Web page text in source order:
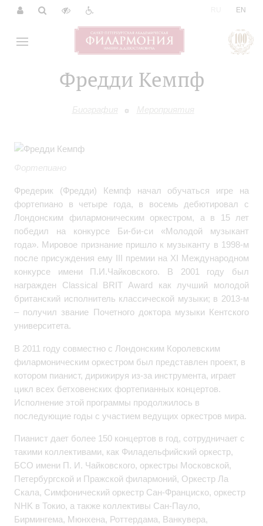
EN
Фредди Кемпф
Биография Мероприятия
Фортепиано
Фредерик (Фредди) Кемпф начал обучаться игре на
фортепиано в четыре года, в восемь дебютировал с
Лондонским филармоническим оркестром, а в 15 лет
победил на конкурсе Би-би-си «Молодой музыкант
года». Мировое признание пришло к музыканту в 1998-м
после присуждения ему III премии на XI Международном
конкурсе имени П.И.Чайковского. В 2001 году был
награжден Classical BRIT Award как лучший молодой
британский исполнитель классической музыки; в 2013-м
– получил звание Почетного доктора музыки Кентского
университета.
В 2011 году совместно с Лондонским Королевским
филармоническим оркестром был представлен проект, в
котором пианист, дирижируя из-за инструмента, играет
цикл всех бетховенских фортепианных концертов.
Исполнение этой программы продолжилось в
последующие годы с участием ведущих оркестров мира.
Пианист дает более 150 концертов в год, сотрудничает с
такими коллективами, как Филадельфийский оркестр,
БСО имени П. И. Чайковского, оркестры Московской,
Петербургской и Пражской филармоний, Оркестр Ла
Скала, Симфонический оркестр Сан-Франциско, оркестр
NHK в Токио, а также коллективы Сан-Пауло,
Бирмингема, Мюнхена, Роттердама, Ванкувера,